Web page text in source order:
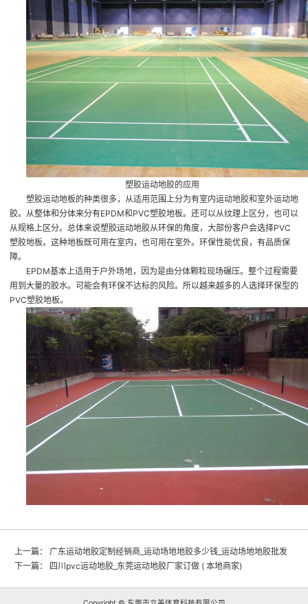
塑胶运动地胶的应用
塑胶运动地板的种类很多，从适用范围上分为有室内运动地胶和室外运动地
胶。从整体和分体来分有EPDM和PVC塑胶地板。还可以从纹理上区分，也可以
从规格上区分。总体来说塑胶运动地胶从环保的角度，大部份客户会选择PVC
塑胶地板。这种地板既可用在室内，也可用在室外。环保性能优良，有品质保
障。
EPDM基本上适用于户外场地，因为是由分体颗粒现场碾压。整个过程需要
用到大量的胶水。可能会有环保不达标的风险。所以越来越多的人选择环保型的
PVC塑胶地板。
上一篇：
广东运动地胶定制经销商_运动场地地胶多少钱_运动场地地胶批发
下一篇：
四川pvc运动地胶_东莞运动地胶厂家订做 ( 本地商家)